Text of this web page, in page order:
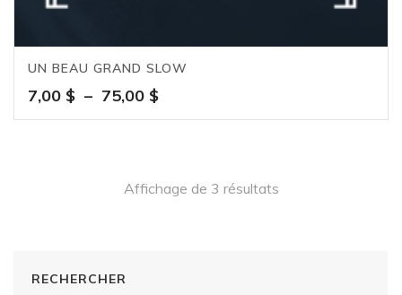
UN BEAU GRAND SLOW
7,00 $ – 75,00 $Plage
de
75,00 $
Affichage de 3 résultats
RECHERCHER